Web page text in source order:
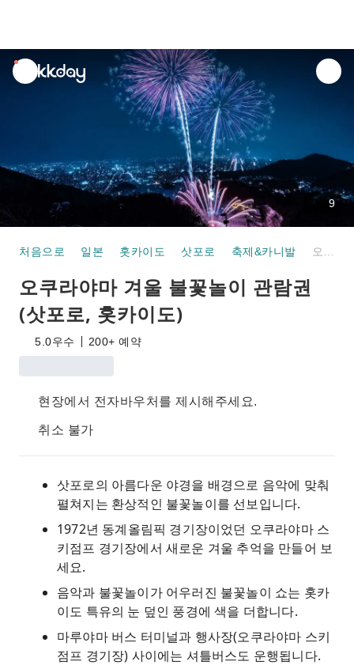
unread
notifications
9
처음으로 일본 홋카이도 삿포로 축제&카니발
오쿠라야마 겨울 불꽃놀이 관람권
(삿포로, 홋카이도)
5.0우수 200+ 예약
현장에서 전자바우처를 제시해주세요.
취소 불가
삿포로의 아름다운 야경을 배경으로 음악에 맞춰
펼쳐지는 환상적인 불꽃놀이를 선보입니다.
1972년 동계올림픽 경기장이었던 오쿠라야마 스
키점프 경기장에서 새로운 겨울 추억을 만들어 보
세요.
음악과 불꽃놀이가 어우러진 불꽃놀이 쇼는 홋카
이도 특유의 눈 덮인 풍경에 색을 더합니다.
마루야마 버스 터미널과 행사장(오쿠라야마 스키
점프 경기장) 사이에는 셔틀버스도 운행됩니다.